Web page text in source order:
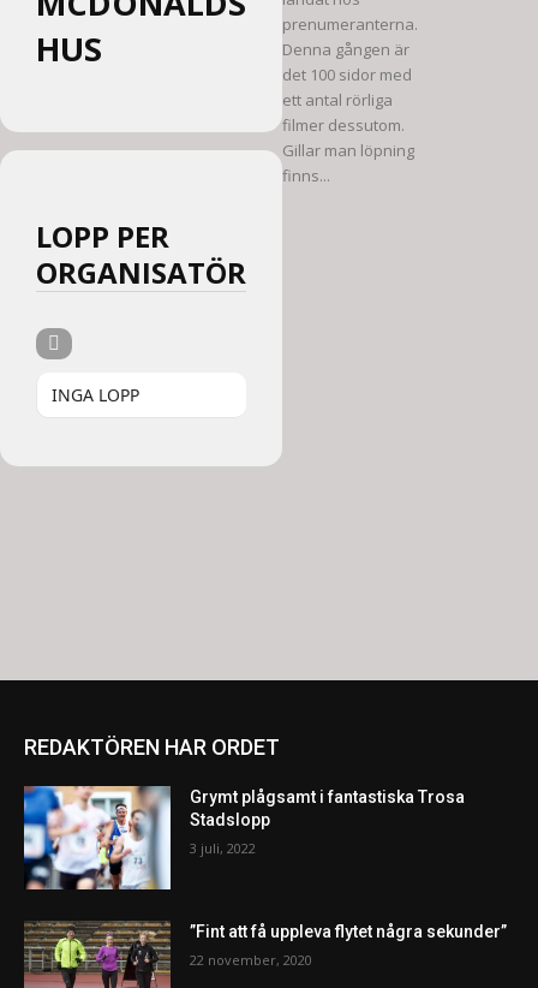
HUS
LOPP PER
ORGANISATÖR
INGA LOPP
prenumeranterna.
Denna gången är
det 100 sidor med
ett antal rörliga
filmer dessutom.
Gillar man löpning
finns...
REDAKTÖREN HAR ORDET
Grymt plågsamt i fantastiska Trosa
Stadslopp
3 juli, 2022
”Fint att få uppleva flytet några sekunder”
22 november, 2020